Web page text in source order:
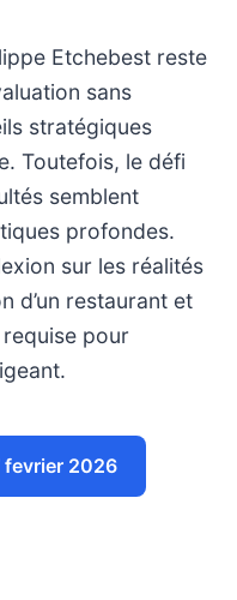
Etchebest reste
sans
stratégiques
Toutefois, le défi
semblent
profondes.
sur les réalités
d’un restaurant et
pour
fevrier 2026